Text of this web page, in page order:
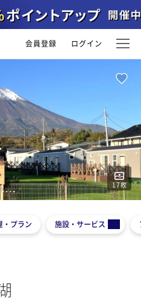
会員登録 ログイン
17枚
2345
・プラン 施設・サービス